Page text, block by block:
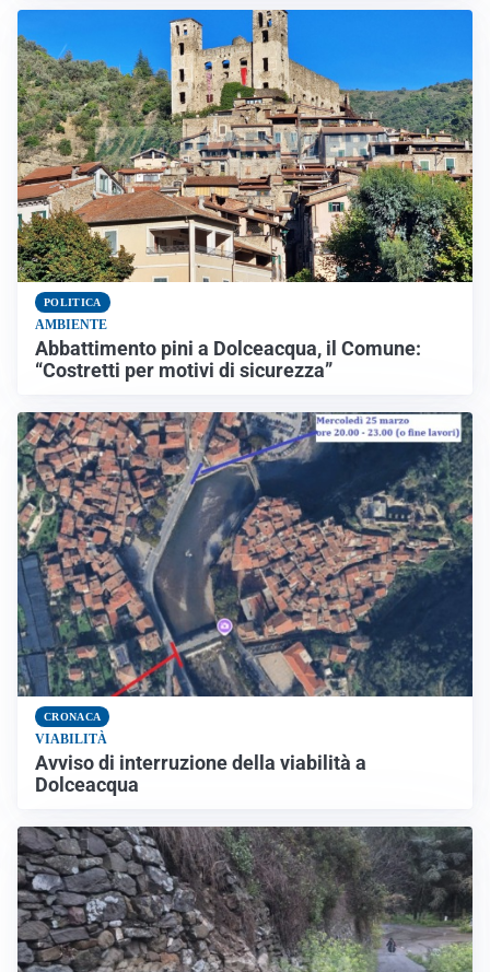
POLITICA
AMBIENTE
Abbattimento pini a Dolceacqua, il Comune:
“Costretti per motivi di sicurezza”
CRONACA
VIABILITÀ
Avviso di interruzione della viabilità a
Dolceacqua